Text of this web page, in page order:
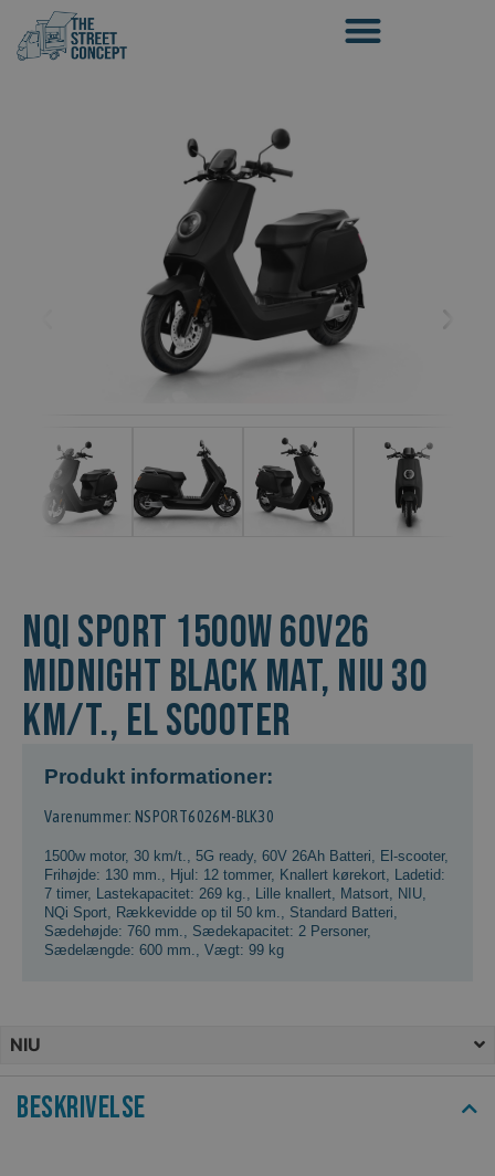
NQi Sport 1500w 60v26
Midnight Black Mat, NIU 30
km/t., El scooter
Produkt informationer:
Varenummer: NSPORT6026M-BLK30
1500w motor, 30 km/t. 5G ready, 60V 26Ah Batteri El-scooter,
Frihøjde: 130 mm.
Hjul: 12 tommer, Knallert kørekort Ladetid:
7 timer, Lastekapacitet: 269 kg. Lille knallert Matsort NIU
NQi Sport Rækkevidde op til 50 km. Standard Batteri
Sædehøjde: 760 mm.
Sædekapacitet: 2 Personer,
Sædelængde: 600 mm.
Vægt: 99 kg
NIU
Beskrivelse